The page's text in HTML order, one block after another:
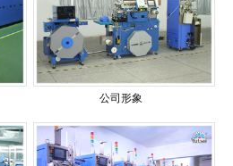
公司形象